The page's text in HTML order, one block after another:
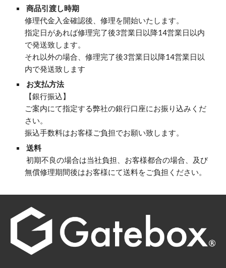
商品引渡し時期
修理代金入金確認後、修理を開始いたします。
指定日があれば修理完了後3営業日以降14営業日以内
で発送致します。
それ以外の場合、修理完了後3営業日以降14営業日以
内で発送致します
お支払方法
【銀行振込】
ご案内にて指定する弊社の銀行口座にお振り込みくだ
さい。
振込手数料はお客様ご負担でお願い致します。
送料
初期不良の場合は当社負担、お客様都合の場合、及び
無償修理期間後はお客様にて送料をご負担ください。